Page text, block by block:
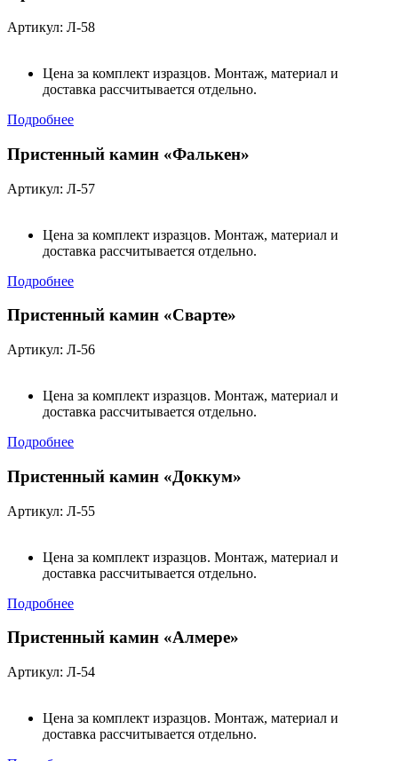
Артикул: Л-58
Цена за комплект изразцов. Монтаж, материал и
доставка рассчитывается отдельно.
Подробнее
Пристенный камин «Фалькен»
Артикул: Л-57
Цена за комплект изразцов. Монтаж, материал и
доставка рассчитывается отдельно.
Подробнее
Пристенный камин «Сварте»
Артикул: Л-56
Цена за комплект изразцов. Монтаж, материал и
доставка рассчитывается отдельно.
Подробнее
Пристенный камин «Доккум»
Артикул: Л-55
Цена за комплект изразцов. Монтаж, материал и
доставка рассчитывается отдельно.
Подробнее
Пристенный камин «Алмере»
Артикул: Л-54
Цена за комплект изразцов. Монтаж, материал и
доставка рассчитывается отдельно.